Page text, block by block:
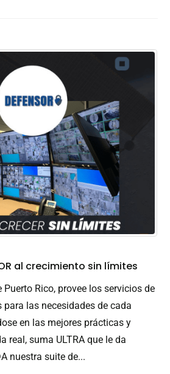
al crecimiento sin límites
Puerto Rico, provee los servicios de
las necesidades de cada
en las mejores prácticas y
real, suma ULTRA que le da
nuestra suite de...